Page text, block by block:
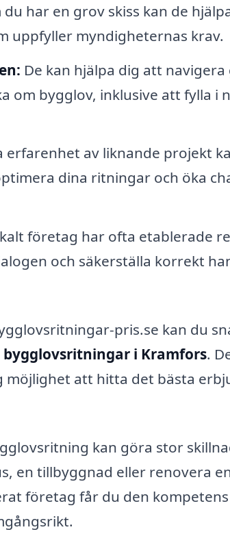
du har en grov skiss kan de
uppfyller myndigheternas krav.
De kan hjälpa dig att
om bygglov, inklusive att fylla i
erfarenhet av liknande projekt
dina ritningar och öka
företag har ofta etablerade
och säkerställa korrekt
pris.se kan du
bygglovsritningar i Kramfors.
att hitta det bästa
kan göra stor
en tillbyggnad eller renovera
företag får du den